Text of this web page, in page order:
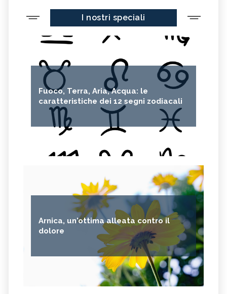
I nostri speciali
Fuoco, Terra, Aria, Acqua: le
caratteristiche dei 12 segni zodiacali
Arnica, un'ottima alleata contro il
dolore